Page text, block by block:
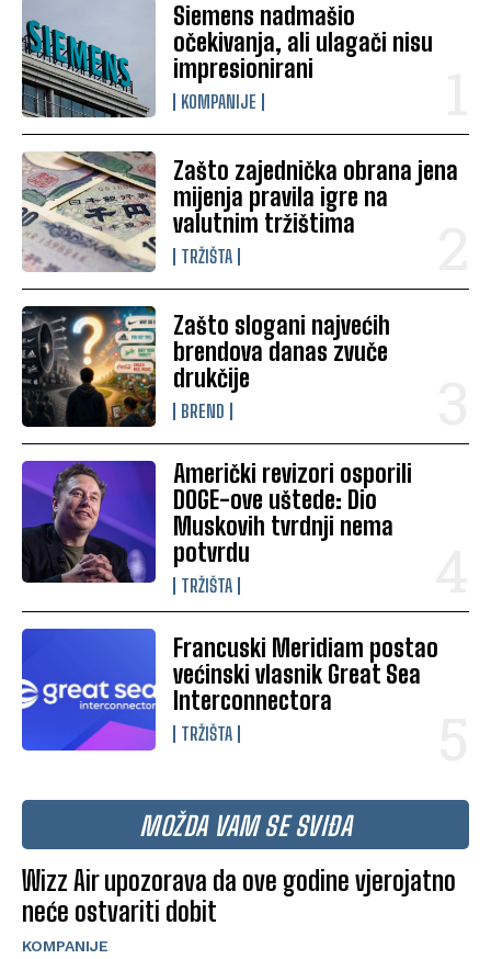
Siemens nadmašio
očekivanja, ali ulagači nisu
impresionirani
KOMPANIJE
Zašto zajednička obrana jena
mijenja pravila igre na
valutnim tržištima
TRŽIŠTA
Zašto slogani najvećih
brendova danas zvuče
drukčije
BREND
Američki revizori osporili
DOGE-ove uštede: Dio
Muskovih tvrdnji nema
potvrdu
TRŽIŠTA
Francuski Meridiam postao
većinski vlasnik Great Sea
Interconnectora
TRŽIŠTA
MOŽDA VAM SE SVIĐA
Wizz Air upozorava da ove godine vjerojatno
neće ostvariti dobit
KOMPANIJE